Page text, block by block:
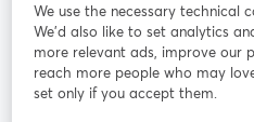
Mitmachen
Webinar
We use the necessary technical
We'd also like to set analytics
more relevant ads, improve our
reach more people who may
set only if you accept them.